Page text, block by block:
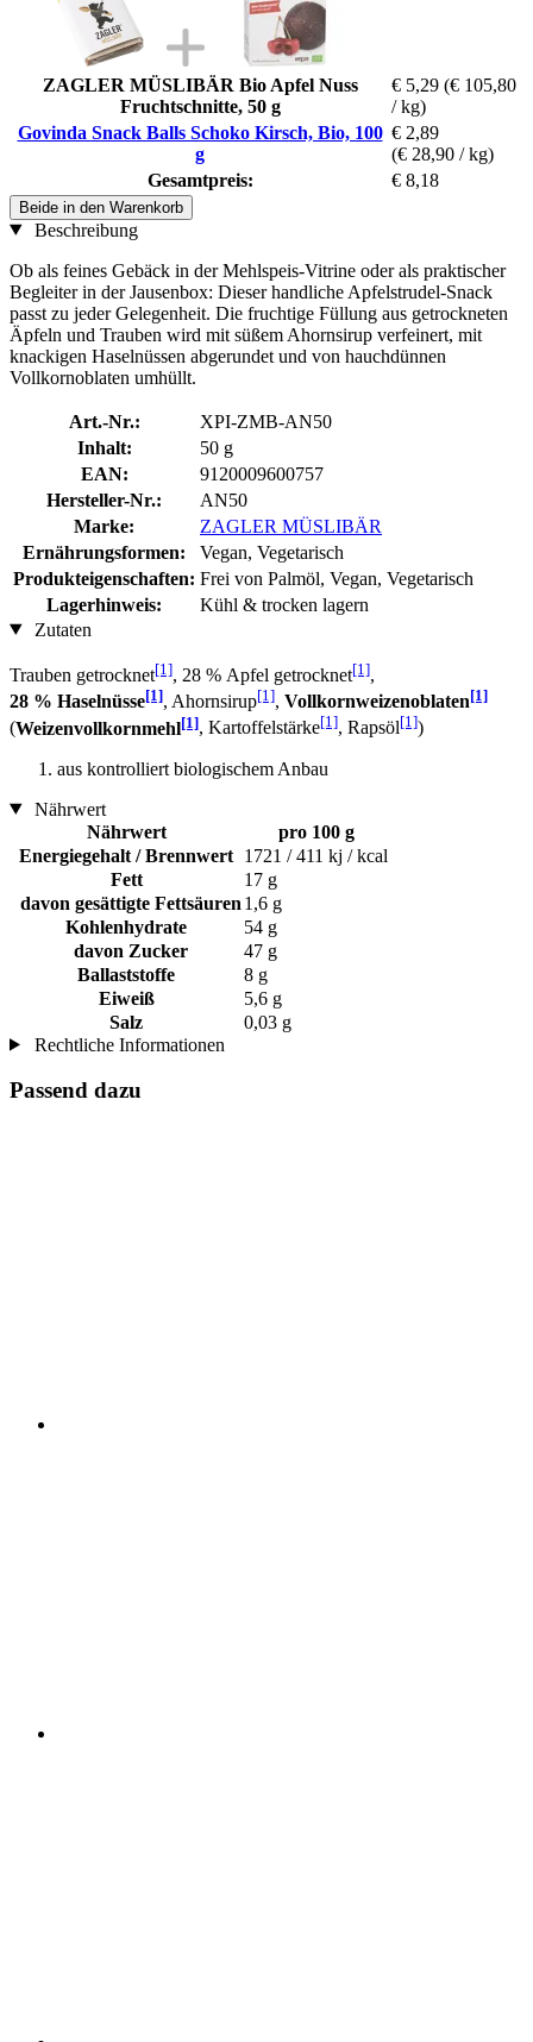
ZAGLER MÜSLIBÄR Bio Apfel Nuss
Fruchtschnitte, 50 g
€ 5,29 (€ 105,80
/ kg)
Govinda Snack Balls Schoko Kirsch, Bio, 100
g
€ 2,89
(€ 28,90 / kg)
Gesamtpreis:
€ 8,18
Beide in den Warenkorb
Beschreibung
Ob als feines Gebäck in der Mehlspeis-Vitrine oder als praktischer
Begleiter in der Jausenbox: Dieser handliche Apfelstrudel-Snack
passt zu jeder Gelegenheit. Die fruchtige Füllung aus getrockneten
Äpfeln und Trauben wird mit süßem Ahornsirup verfeinert, mit
knackigen Haselnüssen abgerundet und von hauchdünnen
Vollkornoblaten umhüllt.
Art.-Nr.:
XPI-ZMB-AN50
Inhalt:
50 g
EAN:
9120009600757
Hersteller-Nr.:
AN50
Marke:
ZAGLER MÜSLIBÄR
Ernährungsformen:
Vegan, Vegetarisch
Produkteigenschaften: Frei von Palmöl, Vegan, Vegetarisch
Lagerhinweis:
Kühl & trocken lagern
Zutaten
Trauben getrocknet[1], 28 % Apfel getrocknet[1],
28 % Haselnüsse[1], Ahornsirup[1], Vollkornweizenoblaten[1]
(Weizenvollkornmehl[1], Kartoffelstärke[1], Rapsöl[1])
aus kontrolliert biologischem Anbau
Nährwert
Nährwert
pro 100 g
Energiegehalt / Brennwert 1721 / 411 kj / kcal
Fett
17 g
davon gesättigte Fettsäuren 1,6 g
Kohlenhydrate
54 g
davon Zucker
47 g
Ballaststoffe
8 g
Eiweiß
5,6 g
Salz
0,03 g
Rechtliche Informationen
Passend dazu